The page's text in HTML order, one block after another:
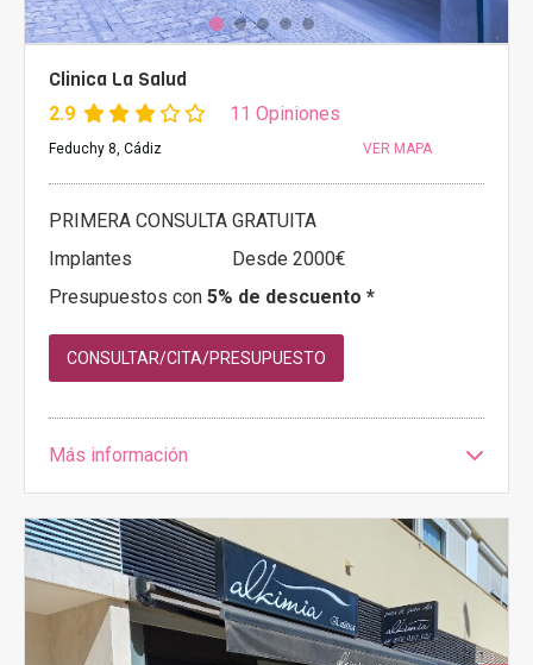
Clinica La Salud
2.9 11 Opiniones
Feduchy 8, Cádiz VER MAPA
PRIMERA CONSULTA GRATUITA
Implantes
Desde 2000€
Presupuestos con 5% de descuento *
CONSULTAR/CITA/PRESUPUESTO
Más información